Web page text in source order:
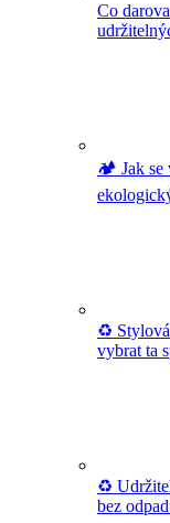
Co
🏕️ Jak se
♻️ Stylová
vybrat ta
♻️
bez